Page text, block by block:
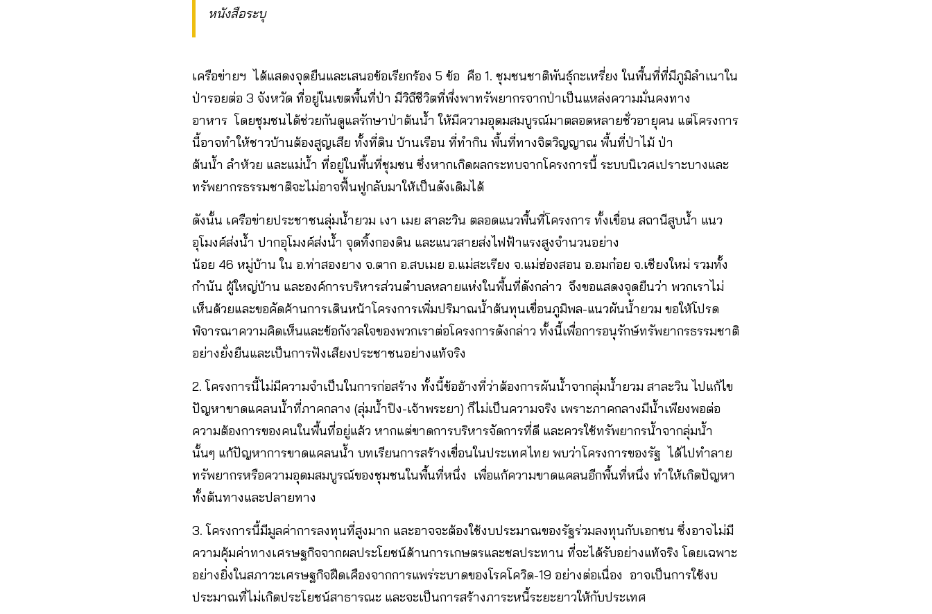
หนังสือระบุ
เครือข่ายฯ ได้แสดงจุดยืนและเสนอข้อเรียกร้อง 5 ข้อ คือ 1. ชุมชนชาติพันธุ์กะเหรี่ยง ในพื้นที่ที่มีภูมิลำเนาใน
ป่ารอยต่อ 3 จังหวัด ที่อยู่ในเขตพื้นที่ป่า มีวิถีชีวิตที่พึ่งพาทรัพยากรจากป่าเป็นแหล่งความมั่นคงทาง
อาหาร โดยชุมชนได้ช่วยกันดูแลรักษาป่าต้นน้ำ ให้มีความอุดมสมบูรณ์มาตลอดหลายชั่วอายุคน แต่โครงการ
นี้อาจทำให้ชาวบ้านต้องสูญเสีย ทั้งที่ดิน บ้านเรือน ที่ทำกิน พื้นที่ทางจิตวิญญาณ พื้นที่ป่าไม้ ป่า
ต้นน้ำ ลำห้วย และแม่น้ำ ที่อยู่ในพื้นที่ชุมชน ซึ่งหากเกิดผลกระทบจากโครงการนี้ ระบบนิเวศเปราะบางและ
ทรัพยากรธรรมชาติจะไม่อาจฟื้นฟูกลับมาให้เป็นดังเดิมได้
ดังนั้น เครือข่ายประชาชนลุ่มน้ำยวม เงา เมย สาละวิน ตลอดแนวพื้นที่โครงการ ทั้งเขื่อน สถานีสูบน้ำ แนว
อุโมงค์ส่งน้ำ ปากอุโมงค์ส่งน้ำ จุดทิ้งกองดิน และแนวสายส่งไฟฟ้าแรงสูงจำนวนอย่าง
น้อย 46 หมู่บ้าน ใน อ.ท่าสองยาง จ.ตาก อ.สบเมย อ.แม่สะเรียง จ.แม่ฮ่องสอน อ.อมก๋อย จ.เชียงใหม่ รวมทั้ง
กำนัน ผู้ใหญ่บ้าน และองค์การบริหารส่วนตำบลหลายแห่งในพื้นที่ดังกล่าว จึงขอแสดงจุดยืนว่า พวกเราไม่
เห็นด้วยและขอคัดค้านการเดินหน้าโครงการเพิ่มปริมาณน้ำต้นทุนเขื่อนภูมิพล-แนวผันน้ำยวม ขอให้โปรด
พิจารณาความคิดเห็นและข้อกังวลใจของพวกเราต่อโครงการดังกล่าว ทั้งนี้เพื่อการอนุรักษ์ทรัพยากรธรรมชาติ
อย่างยั่งยืนและเป็นการฟังเสียงประชาชนอย่างแท้จริง
2. โครงการนี้ไม่มีความจำเป็นในการก่อสร้าง ทั้งนี้ข้ออ้างที่ว่าต้องการผันน้ำจากลุ่มน้ำยวม สาละวิน ไปแก้ไข
ปัญหาขาดแคลนน้ำที่ภาคกลาง (ลุ่มน้ำปิง-เจ้าพระยา) ก็ไม่เป็นความจริง เพราะภาคกลางมีน้ำเพียงพอต่อ
ความต้องการของคนในพื้นที่อยู่แล้ว หากแต่ขาดการบริหารจัดการที่ดี และควรใช้ทรัพยากรน้ำจากลุ่มน้ำ
นั้นๆ แก้ปัญหาการขาดแคลนน้ำ บทเรียนการสร้างเขื่อนในประเทศไทย พบว่าโครงการของรัฐ ได้ไปทำลาย
ทรัพยากรหรือความอุดมสมบูรณ์ของชุมชนในพื้นที่หนึ่ง เพื่อแก้ความขาดแคลนอีกพื้นที่หนึ่ง ทำให้เกิดปัญหา
ทั้งต้นทางและปลายทาง
3. โครงการนี้มีมูลค่าการลงทุนที่สูงมาก และอาจจะต้องใช้งบประมาณของรัฐร่วมลงทุนกับเอกชน ซึ่งอาจไม่มี
ความคุ้มค่าทางเศรษฐกิจจากผลประโยชน์ด้านการเกษตรและชลประทาน ที่จะได้รับอย่างแท้จริง โดยเฉพาะ
อย่างยิ่งในสภาวะเศรษฐกิจฝืดเคืองจากการแพร่ระบาดของโรคโควิด-19 อย่างต่อเนื่อง อาจเป็นการใช้งบ
ประมาณที่ไม่เกิดประโยชน์สาธารณะ และจะเป็นการสร้างภาระหนี้ระยะยาวให้กับประเทศ